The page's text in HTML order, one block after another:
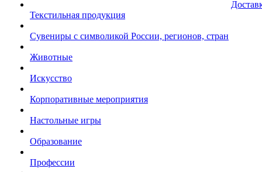
Текстильная продукция
Сувениры с символикой России, регионов, стран
Животные
Искусство
Корпоративные мероприятия
Настольные игры
Образование
Профессии